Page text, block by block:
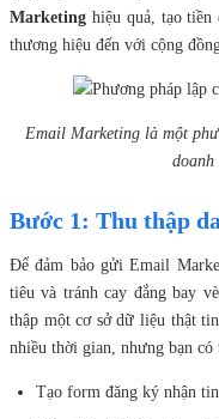
Marketing hiệu quả, tạo
thương hiệu đến với cộng
Email Marketing là một
doanh
Bước 1: Thu thập
Để đảm bảo gửi Email
tiêu và tránh cay đắng bay
thập một cơ sở dữ liệu thật
nhiều thời gian, nhưng bạn có
Tạo form đăng ký nhận